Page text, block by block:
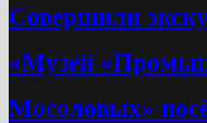
Cовершили
«Музей
Мосоловых»